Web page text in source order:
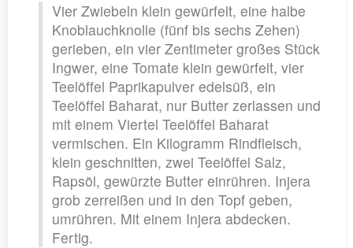
Vier Zwiebeln klein gewürfelt, eine halbe
Knoblauchknolle (fünf bis sechs Zehen)
gerieben, ein vier Zentimeter großes Stück
Ingwer, eine Tomate klein gewürfelt, vier
Teelöffel Paprikapulver edelsüß, ein
Teelöffel Baharat, nur Butter zerlassen und
mit einem Viertel Teelöffel Baharat
vermischen. Ein Kilogramm Rindfleisch,
klein geschnitten, zwei Teelöffel Salz,
Rapsöl, gewürzte Butter einrühren. Injera
grob zerreißen und in den Topf geben,
umrühren. Mit einem Injera abdecken.
Fertig.